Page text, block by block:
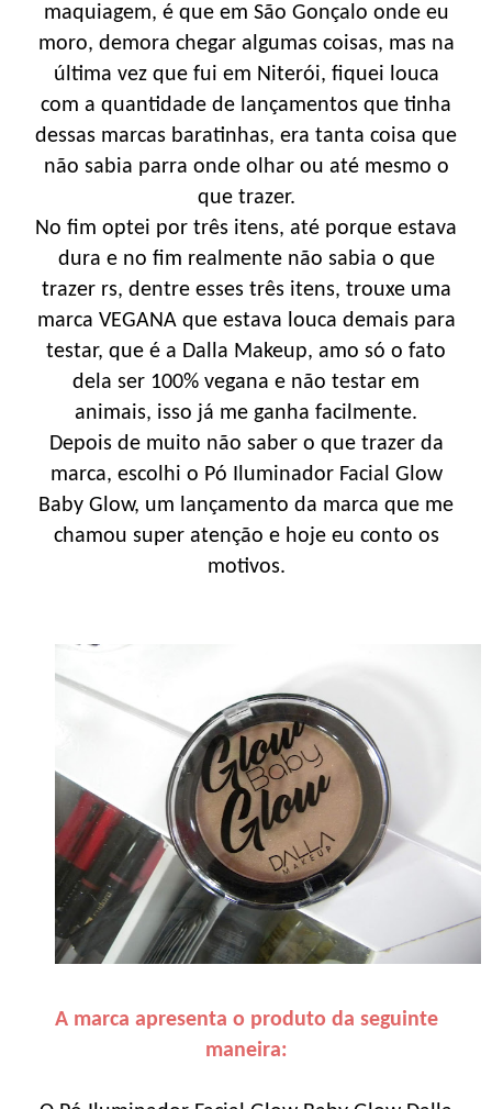
maquiagem, é que em São Gonçalo onde eu
moro, demora chegar algumas coisas, mas na
última vez que fui em Niterói, fiquei louca
com a quantidade de lançamentos que tinha
dessas marcas baratinhas, era tanta coisa que
não sabia parra onde olhar ou até mesmo o
que trazer.
No fim optei por três itens, até porque estava
dura e no fim realmente não sabia o que
trazer rs, dentre esses três itens, trouxe uma
marca VEGANA que estava louca demais para
testar, que é a Dalla Makeup, amo só o fato
dela ser 100% vegana e não testar em
animais, isso já me ganha facilmente.
Depois de muito não saber o que trazer da
marca, escolhi o Pó Iluminador Facial Glow
Baby Glow, um lançamento da marca que me
chamou super atenção e hoje eu conto os
motivos.
A marca apresenta o produto da seguinte
maneira: